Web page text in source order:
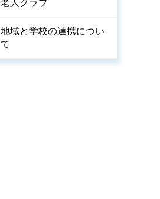
老人クラブ
地域と学校の連携につい
て